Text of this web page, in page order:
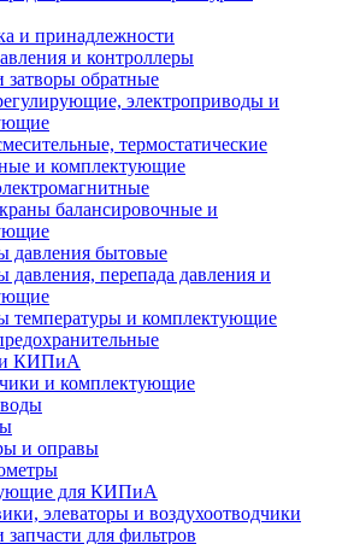
и принадлежности
и контроллеры
обратные
электроприводы и
термостатические
и комплектующие
балансировочные и
давления бытовые
давления, перепада давления и
температуры и комплектующие
и КИПиА
и комплектующие
и оправы
для КИПиА
элеваторы и воздухоотводчики
для фильтров